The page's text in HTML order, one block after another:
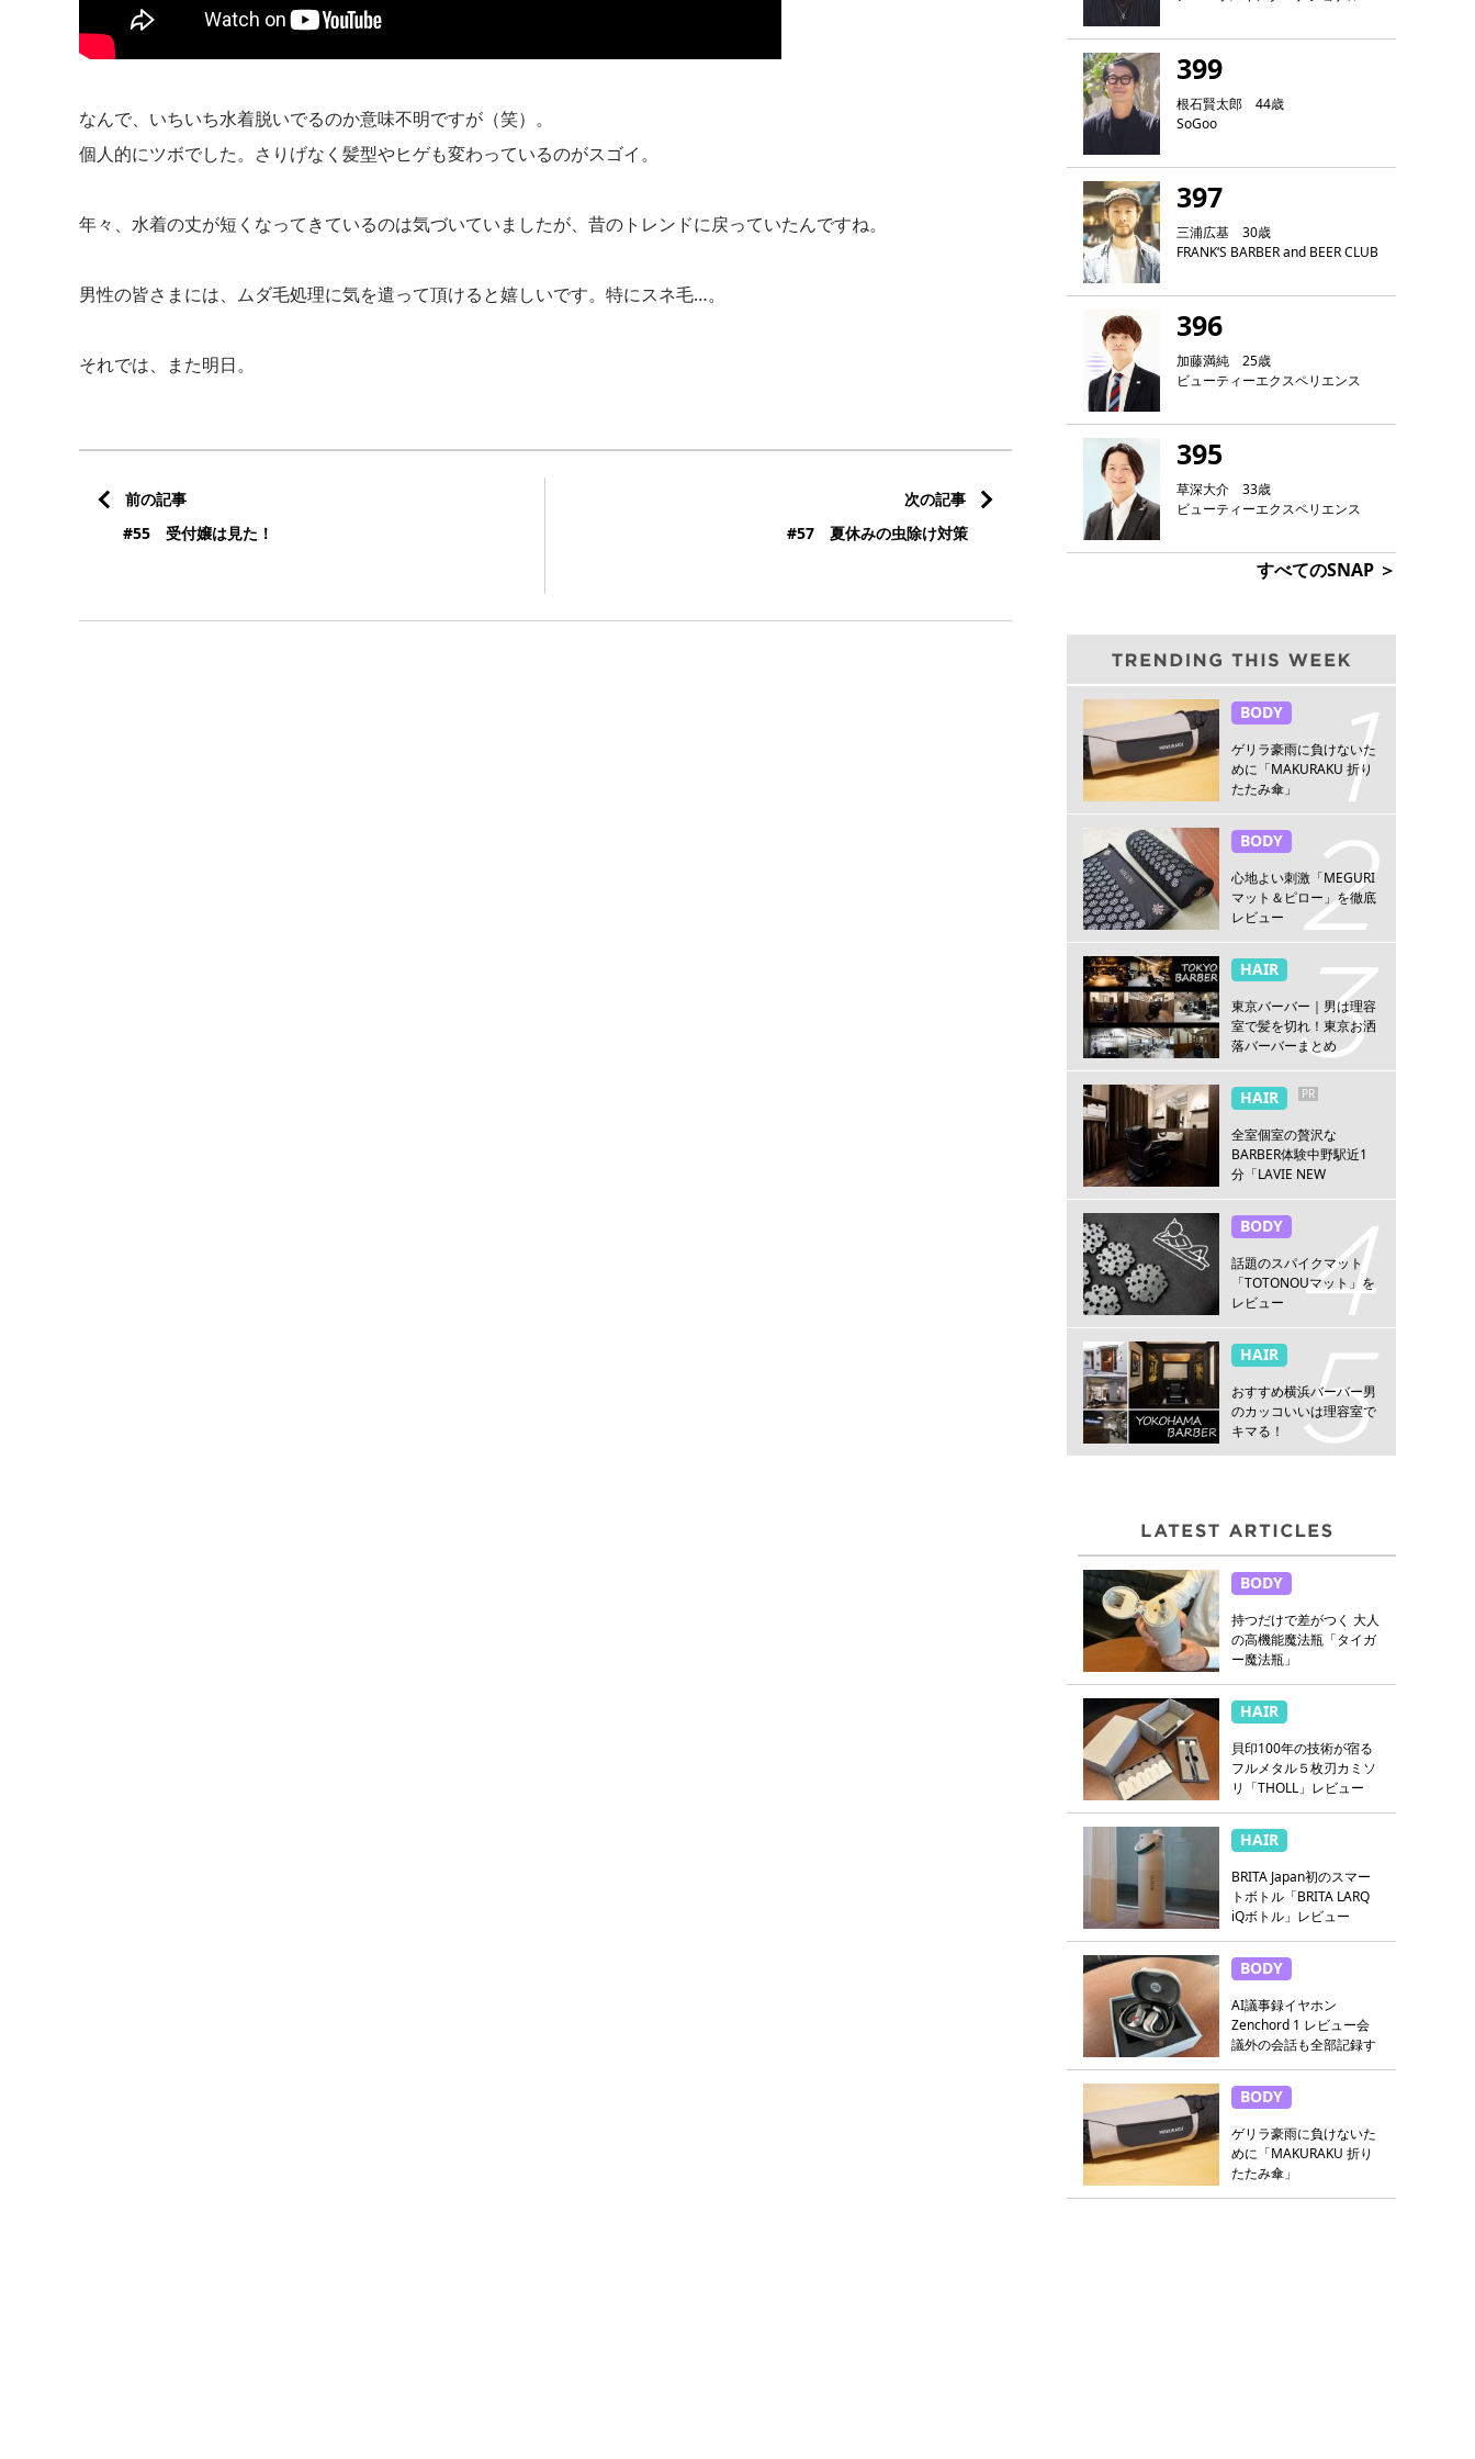
なんで、いちいち水着脱いでるのか意味不明ですが（笑）。
個人的にツボでした。さりげなく髪型やヒゲも変わっているのがスゴイ。
年々、水着の丈が短くなってきているのは気づいていましたが、昔のトレンドに戻っていたんですね。
男性の皆さまには、ムダ毛処理に気を遣って頂けると嬉しいです。特にスネ毛…。
それでは、また明日。
前の記事
#55 受付嬢は見た！
次の記事
#57 夏休みの虫除け対策
399
根石賢太郎 44歳
SoGoo
397
三浦広基 30歳
FRANK‘S BARBER and BEER CLUB
396
加藤満純 25歳
ビューティーエクスペリエンス
395
草深大介 33歳
ビューティーエクスペリエンス
すべてのSNAP ＞
BODY
ゲリラ豪雨に負けないた
めに「MAKURAKU 折り
たたみ傘」
BODY
心地よい刺激「MEGURI
マット＆ピロー」を徹底
レビュー
HAIR
東京バーバー｜男は理容
室で髪を切れ！東京お洒
落バーバーまとめ
HAIR PR
全室個室の贅沢な
BARBER体験中野駅近1
分「LAVIE NEW
野」
BODY
話題のスパイクマット
「TOTONOUマット」を
レビュー
HAIR
おすすめ横浜バーバー男
のカッコいいは理容室で
キマる！
BODY
持つだけで差がつく 大人
の高機能魔法瓶「タイガ
ー魔法瓶」
HAIR
貝印100年の技術が宿る
フルメタル５枚刃カミソ
リ「THOLL」レビュー
HAIR
BRITA Japan初のスマー
トボトル「BRITA LARQ
iQボトル」レビュー
BODY
AI議事録イヤホン
Zenchord 1 レビュー会
議外の会話も全部記録す
BODY
ゲリラ豪雨に負けないた
めに「MAKURAKU 折り
たたみ傘」